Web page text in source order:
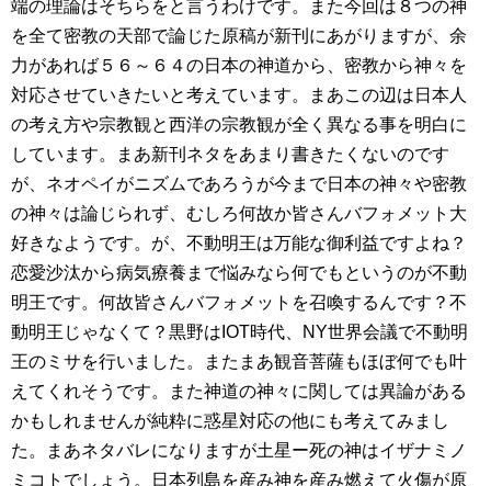
端の理論はそちらをと言うわけです。また今回は８つの神
を全て密教の天部で論じた原稿が新刊にあがりますが、余
力があれば５６～６４の日本の神道から、密教から神々を
対応させていきたいと考えています。まあこの辺は日本人
の考え方や宗教観と西洋の宗教観が全く異なる事を明白に
しています。まあ新刊ネタをあまり書きたくないのです
が、ネオペイがニズムであろうが今まで日本の神々や密教
の神々は論じられず、むしろ何故か皆さんバフォメット大
好きなようです。が、不動明王は万能な御利益ですよね？
恋愛沙汰から病気療養まで悩みなら何でもというのが不動
明王です。何故皆さんバフォメットを召喚するんです？不
動明王じゃなくて？黒野はIOT時代、NY世界会議で不動明
王のミサを行いました。またまあ観音菩薩もほぼ何でも叶
えてくれそうです。また神道の神々に関しては異論がある
かもしれませんが純粋に惑星対応の他にも考えてみまし
た。まあネタバレになりますが土星ー死の神はイザナミノ
ミコトでしょう。日本列島を産み神を産み燃えて火傷が原